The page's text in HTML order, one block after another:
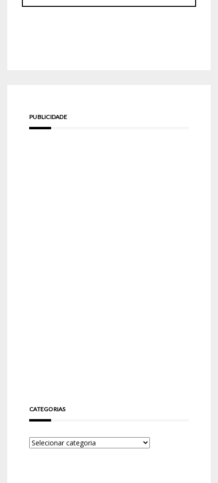
PUBLICIDADE
CATEGORIAS